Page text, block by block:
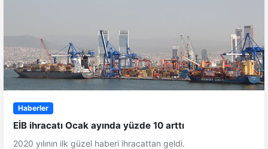
Haberler
EİB ihracatı Ocak ayında yüzde 10 arttı
2020 yılının ilk güzel haberi ihracattan geldi.